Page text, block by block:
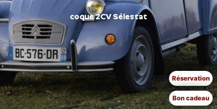
coque 2CV Sélestat
Réservation
Bon cadeau